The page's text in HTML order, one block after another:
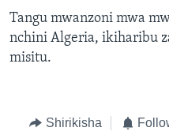
Tangu mwanzoni mwa
nchini Algeria, ikiharibu
misitu.
Shirikisha